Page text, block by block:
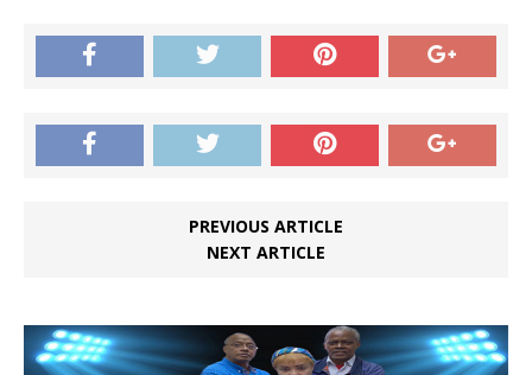
PREVIOUS ARTICLE
NEXT ARTICLE